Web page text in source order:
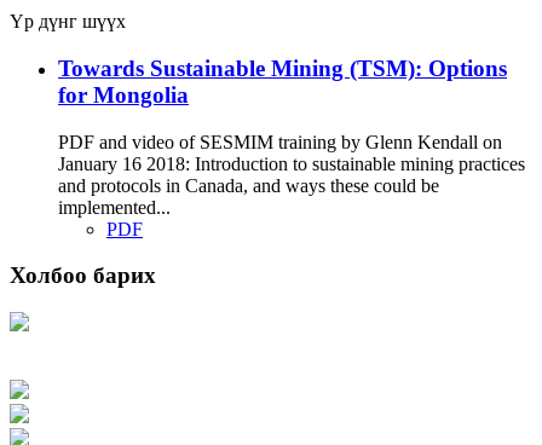
Үр дүнг шүүх
Towards Sustainable Mining (TSM): Options
for Mongolia
PDF and video of SESMIM training by Glenn Kendall on
January 16 2018: Introduction to sustainable mining practices
and protocols in Canada, and ways these could be
implemented...
PDF
Холбоо барих